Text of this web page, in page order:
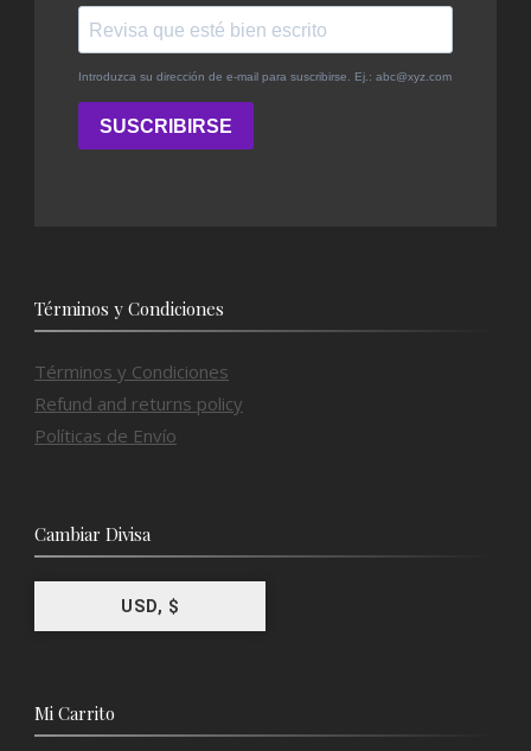
Términos y Condiciones
Términos y Condiciones
Refund and returns policy
Políticas de Envío
Cambiar Divisa
USD, $
Mi Carrito